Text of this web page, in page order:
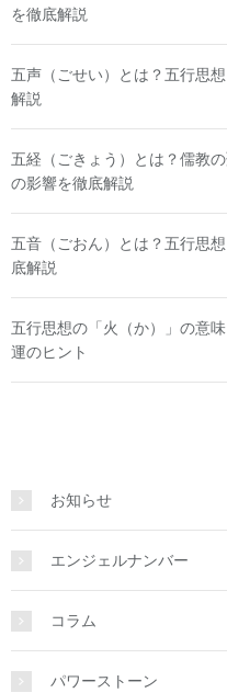
を徹底解説
五声（ごせい）とは？五行思
解説
五経（ごきょう）とは？儒教
の影響を徹底解説
五音（ごおん）とは？五行思
底解説
五行思想の「火（か）」の意
運のヒント
お知らせ
エンジェルナンバー
コラム
パワーストーン